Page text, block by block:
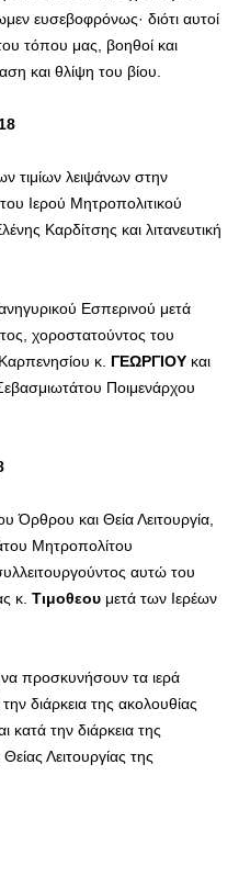
ευσεβοφρόνως· διότι αυτοί
τόπου μας, βοηθοί και
και θλίψη του βίου.
τιμίων λειψάνων στην
Ιερού Μητροπολιτικού
Καρδίτσης και λιτανευτική
Εσπερινού μετά
χοροστατούντος του
κ. ΓΕΩΡΓΙΟΥ και
Ποιμενάρχου
Όρθρου και Θεία Λειτουργία,
Μητροπολίτου
αυτώ του
κ. Τιμοθεου μετά των Ιερέων
να προσκυνήσουν τα ιερά
διάρκεια της ακολουθίας
την διάρκεια της
Λειτουργίας της